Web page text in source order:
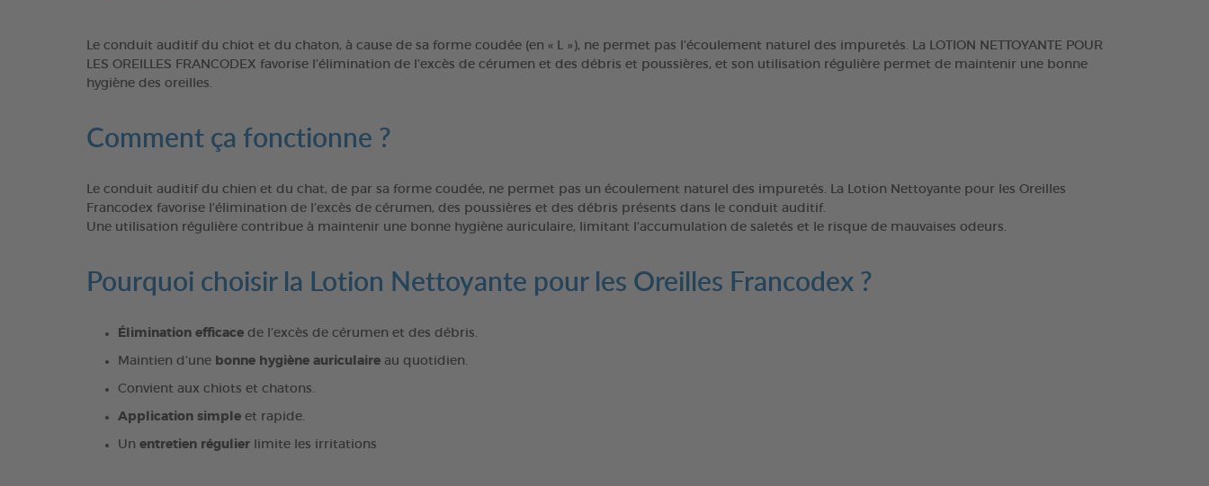
Le conduit auditif du chiot et du chaton, à cause de sa forme coudée (en « L »), ne permet pas l’écoulement naturel des impuretés. La LOTION NETTOYANTE POUR
LES OREILLES FRANCODEX favorise l’élimination de l’excès de cérumen et des débris et poussières, et son utilisation régulière permet de maintenir une bonne
hygiène des oreilles.
Comment ça fonctionne ?
Le conduit auditif du chien et du chat, de par sa forme coudée, ne permet pas un écoulement naturel des impuretés. La Lotion Nettoyante pour les Oreilles
Francodex favorise l’élimination de l’excès de cérumen, des poussières et des débris présents dans le conduit auditif.
Une utilisation régulière contribue à maintenir une bonne hygiène auriculaire, limitant l’accumulation de saletés et le risque de mauvaises odeurs.
Pourquoi choisir la Lotion Nettoyante pour les Oreilles Francodex ?
Élimination efficace de l’excès de cérumen et des débris.
Maintien d’une bonne hygiène auriculaire au quotidien.
Convient aux chiots et chatons.
Application simple et rapide.
Un entretien régulier limite les irritations